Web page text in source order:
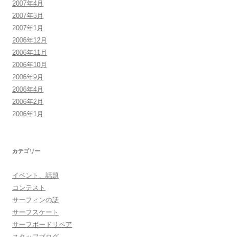
2007年4月
2007年3月
2007年1月
2006年12月
2006年11月
2006年10月
2006年9月
2006年4月
2006年2月
2006年1月
カテゴリー
イベント、話題
コンテスト
サーフィンの話
サーフスケート
サーフボードリペア